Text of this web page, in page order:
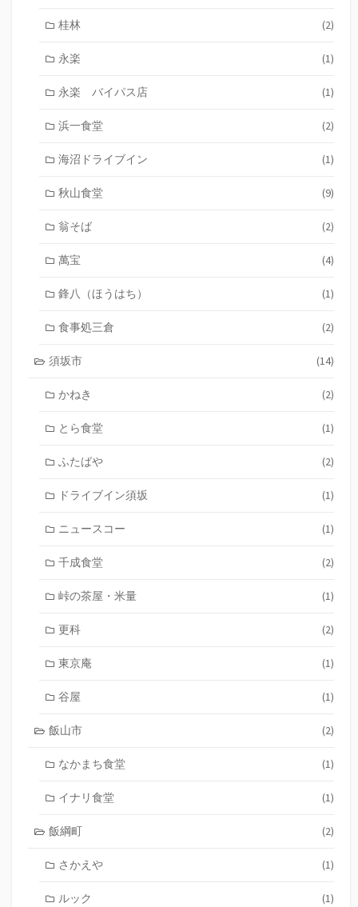
桂林 (2)
永楽 (1)
永楽 バイパス店 (1)
浜一食堂 (2)
海沼ドライブイン (1)
秋山食堂 (9)
翁そば (2)
萬宝 (4)
鋒八（ほうはち） (1)
食事処三倉 (2)
須坂市 (14)
かねき (2)
とら食堂 (1)
ふたばや (2)
ドライブイン須坂 (1)
ニュースコー (1)
千成食堂 (2)
峠の茶屋・米量 (1)
更科 (2)
東京庵 (1)
谷屋 (1)
飯山市 (2)
なかまち食堂 (1)
イナリ食堂 (1)
飯綱町 (2)
さかえや (1)
ルック (1)